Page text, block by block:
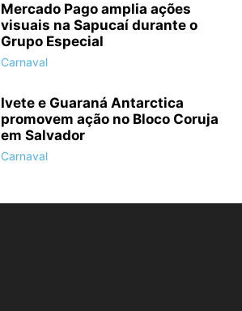
Mercado Pago amplia ações
visuais na Sapucaí durante o
Grupo Especial
Carnaval
Ivete e Guaraná Antarctica
promovem ação no Bloco Coruja
em Salvador
Carnaval